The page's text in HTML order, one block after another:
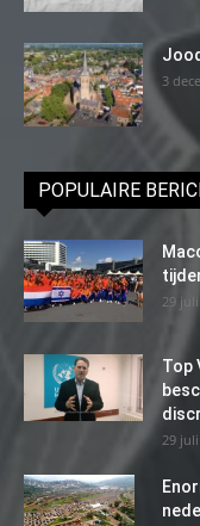
3
POPULAIRE
29
Top
29